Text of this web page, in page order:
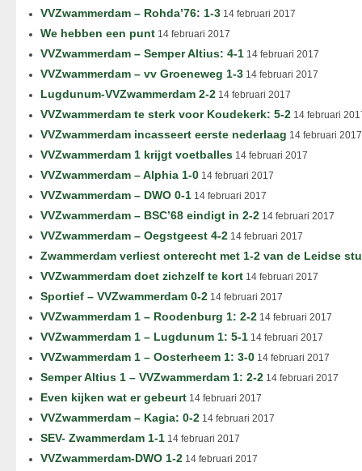
VVZwammerdam – Rohda’76: 1-3 14 februari 2017
We hebben een punt 14 februari 2017
VVZwammerdam – Semper Altius: 4-1 14 februari 2017
VVZwammerdam – vv Groeneweg 1-3 14 februari 2017
Lugdunum-VVZwammerdam 2-2 14 februari 2017
VVZwammerdam te sterk voor Koudekerk: 5-2 14 februari
VVZwammerdam incasseert eerste nederlaag 14 februari 2017
VVZwammerdam 1 krijgt voetballes 14 februari 2017
VVZwammerdam – Alphia 1-0 14 februari 2017
VVZwammerdam – DWO 0-1 14 februari 2017
VVZwammerdam – BSC’68 eindigt in 2-2 14 februari 2017
VVZwammerdam – Oegstgeest 4-2 14 februari 2017
Zwammerdam verliest onterecht met 1-2 van de Leidse
VVZwammerdam doet zichzelf te kort 14 februari 2017
Sportief – VVZwammerdam 0-2 14 februari 2017
VVZwammerdam 1 – Roodenburg 1: 2-2 14 februari 2017
VVZwammerdam 1 – Lugdunum 1: 5-1 14 februari 2017
VVZwammerdam 1 – Oosterheem 1: 3-0 14 februari 2017
Semper Altius 1 – VVZwammerdam 1: 2-2 14 februari 2017
Even kijken wat er gebeurt 14 februari 2017
VVZwammerdam – Kagia: 0-2 14 februari 2017
SEV- Zwammerdam 1-1 14 februari 2017
VVZwammerdam-DWO 1-2 14 februari 2017